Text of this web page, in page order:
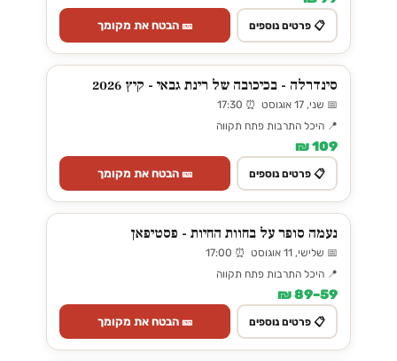
📋 פרטים נוספים 🎫 הבטח את מקומך
סינדרלה - בכיכובה של רינת גבאי - קיץ 2026
📅 שני, 17 אוגוסט ⏰ 17:30
📍 היכל התרבות פתח תקווה
109 ₪
📋 פרטים נוספים 🎫 הבטח את מקומך
נעמה סופר על בחוות החיות - פסטיפאן
📅 שלישי, 11 אוגוסט ⏰ 17:00
📍 היכל התרבות פתח תקווה
59–89 ₪
📋 פרטים נוספים 🎫 הבטח את מקומך